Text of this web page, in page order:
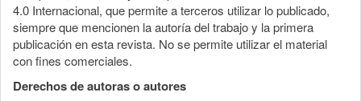
4.0 Internacional, que permite a terceros utilizar lo publicado,
siempre que mencionen la autoría del trabajo y la primera
publicación en esta revista. No se permite utilizar el material
con fines comerciales.
Derechos de autoras o autores